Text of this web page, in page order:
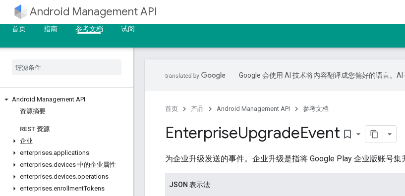
Android Management API
首页
指南 参考文档 试阅
Android Management API
资源摘要
REST 资源
企业
enterprises.applications
enterprises.devices 中的企业属性
enterprises.devices.operations
enterprises.enrollmentTokens
Google 会使用 AI 技术将内容翻译成您偏好的语言。AI
首页 产品 Android Management API 参考文档
EnterpriseUpgradeEvent bookmark_border
为企业升级发送的事件。企业升级是指将 Google Play 企业版账号集
JSON 表示法